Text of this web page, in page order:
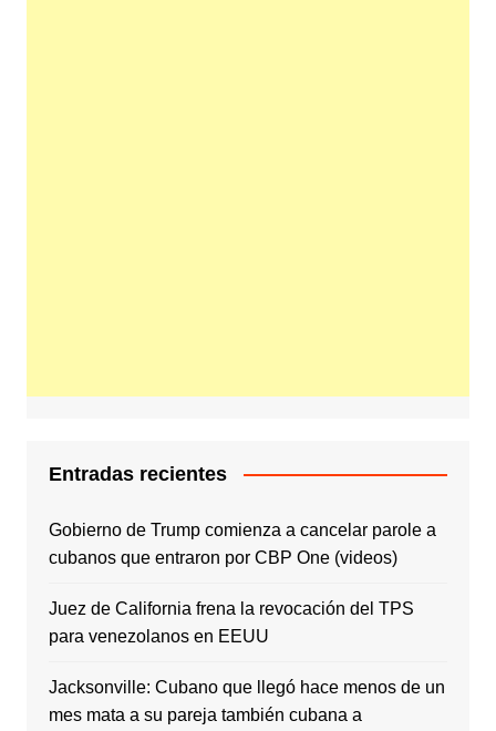
Entradas recientes
Gobierno de Trump comienza a cancelar parole a
cubanos que entraron por CBP One (videos)
Juez de California frena la revocación del TPS
para venezolanos en EEUU
Jacksonville: Cubano que llegó hace menos de un
mes mata a su pareja también cubana a